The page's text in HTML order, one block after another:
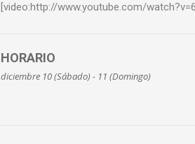
[video:http://www.youtube.com/
HORARIO
diciembre 10 (Sábado) - 11 (Domingo)